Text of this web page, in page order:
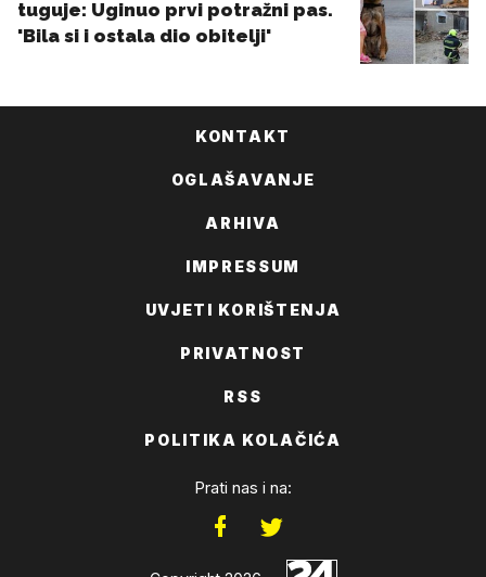
KONTAKT
OGLAŠAVANJE
ARHIVA
IMPRESSUM
UVJETI KORIŠTENJA
PRIVATNOST
RSS
POLITIKA KOLAČIĆA
Prati nas i na: